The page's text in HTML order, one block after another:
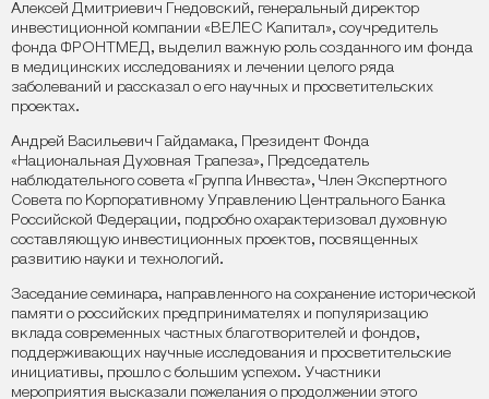
Алексей Дмитриевич Гнедовский, генеральный директор
инвестиционной компании «ВЕЛЕС Капитал», соучредитель
фонда ФРОНТМЕД, выделил важную роль созданного им фонда
в медицинских исследованиях и лечении целого ряда
заболеваний и рассказал о его научных и просветительских
проектах.
Андрей Васильевич Гайдамака, Президент Фонда
«Национальная Духовная Трапеза», Председатель
наблюдательного совета «Группа Инвеста», Член Экспертного
Совета по Корпоративному Управлению Центрального Банка
Российской Федерации, подробно охарактеризовал духовную
составляющую инвестиционных проектов, посвященных
развитию науки и технологий.
Заседание семинара, направленного на сохранение исторической
памяти о российских предпринимателях и популяризацию
вклада современных частных благотворителей и фондов,
поддерживающих научные исследования и просветительские
инициативы, прошло с большим успехом. Участники
мероприятия высказали пожелания о продолжении этого